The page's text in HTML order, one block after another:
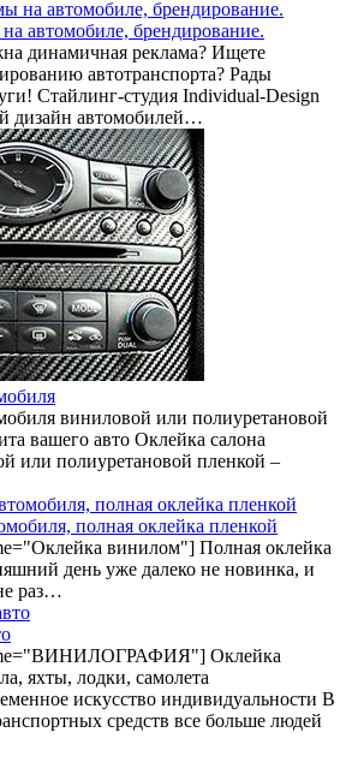
автомобиле, брендирование.
динамичная реклама? Ищете
автотранспорта? Рады
Стайлинг-студия Individual-Design
дизайн автомобилей…
виниловой или полиуретановой
вашего авто Оклейка салона
или полиуретановой пленкой –
полная оклейка пленкой
винилом"] Полная оклейка
день уже далеко не новинка, и
раз…
Оклейка
яхты, лодки, самолета
искусство индивидуальности В
средств все больше людей